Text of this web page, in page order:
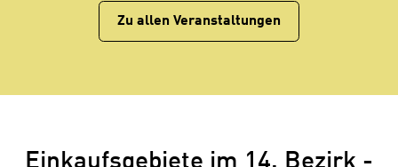
Zu allen Veranstaltungen